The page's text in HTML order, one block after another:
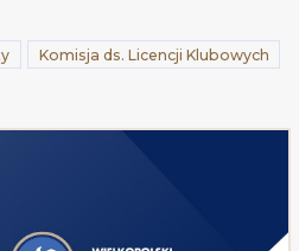
Komisja ds. Licencji Klubowych